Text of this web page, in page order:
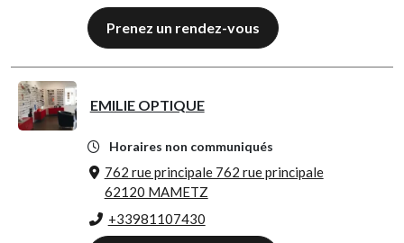
Prenez un rendez-vous
EMILIE OPTIQUE
Horaires non communiqués
762 rue principale 762 rue principale
62120 MAMETZ
+33981107430